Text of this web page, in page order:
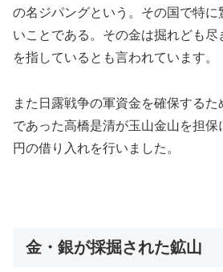
の名ジパングという。その国で特に
いことである。その金は掘れども
を指しているとも言われています。
また日露戦争の軍資金を確保する
であった高橋是清が玉山金山を担
円の借り入れを行いました。
金・銀が採掘された鉱山